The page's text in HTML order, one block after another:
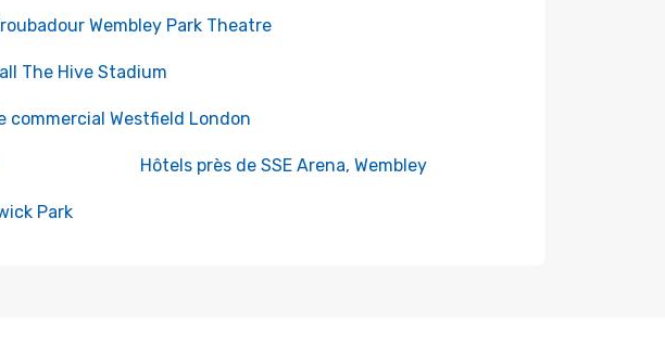
Wembley Park Theatre
The Hive Stadium
commercial Westfield London
Hôtels près de SSE Arena, Wembley
Park